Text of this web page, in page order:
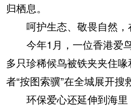
归栖息。
呵护生态、敬畏自然，
今年1月，一位香港爱
多只珍稀候鸟被铁夹夹住
者“按图索骥”在全城展开搜
环保爱心还延伸到海里